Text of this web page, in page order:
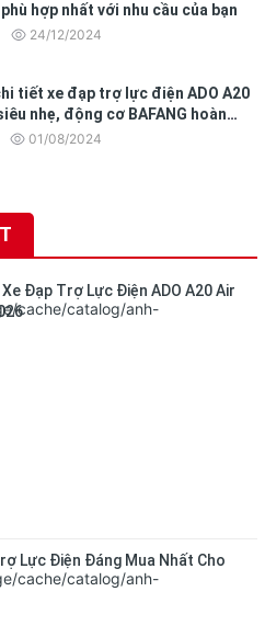
hợp nhất với nhu cầu của bạn
24/12/2024
tiết xe đạp trợ lực điện ADO A20
nhẹ, động cơ BAFANG hoàn
01/08/2024
Đạp Trợ Lực Điện ADO A20 Air
Lực Điện Đáng Mua Nhất Cho